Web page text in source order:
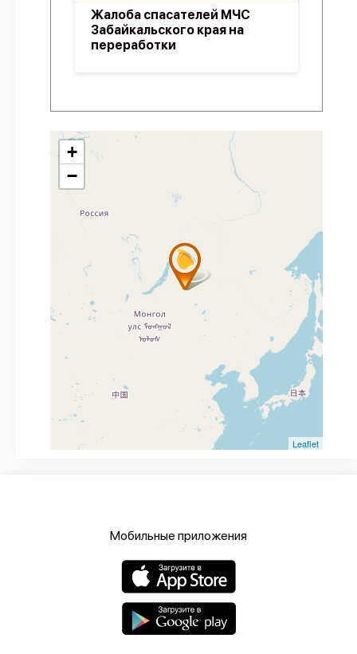
Жалоба спасателей МЧС
Забайкальского края на
переработки
+
−
Leaflet
Мобильные приложения